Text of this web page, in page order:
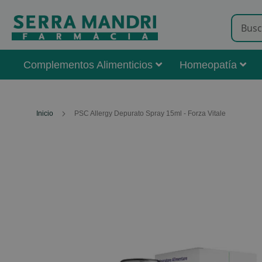
Complementos Alimenticios Homeopatía
Inicio PSC Allergy Depurato Spray 15ml - Forza Vitale